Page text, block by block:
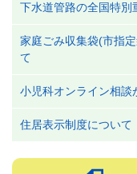
下水道管路の全国特別
家庭ごみ収集袋(市指
て
小児科オンライン相談
住居表示制度について